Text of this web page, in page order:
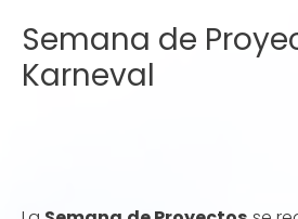
Semana de
Karneval